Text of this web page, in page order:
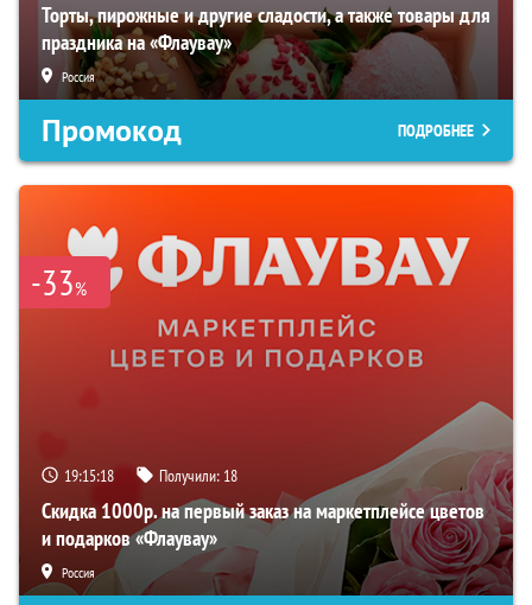
Торты, пирожные и другие сладости, а также товары для
праздника на «Флаувау»
Россия
Промокод ПОДРОБНЕЕ
-33%
19:15:17 Получили: 18
Скидка 1000р. на первый заказ на маркетплейсе цветов
и подарков «Флаувау»
Россия